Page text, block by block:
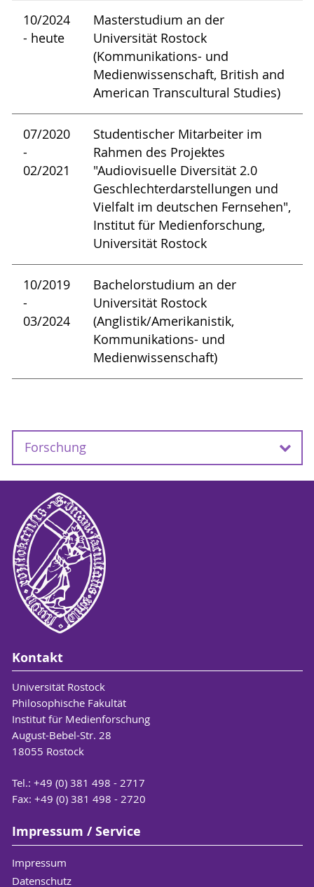
10/2024
- heute
Masterstudium an der
Universität Rostock
(Kommunikations- und
Medienwissenschaft, British and
American Transcultural Studies)
07/2020
-
02/2021
Studentischer Mitarbeiter im
Rahmen des Projektes
"Audiovisuelle Diversität 2.0
Geschlechterdarstellungen und
Vielfalt im deutschen Fernsehen",
Institut für Medienforschung,
Universität Rostock
10/2019
-
03/2024
Bachelorstudium an der
Universität Rostock
(Anglistik/Amerikanistik,
Kommunikations- und
Medienwissenschaft)
Forschung
Projekte:
Mitwirkung am Projekt "
Praxis: Alter, bildbasierte Soziale Medien und
Öffentlichkeiten
Department "Wissen – Kultur –
Transformation" der Interdisziplinären
Fakultät an der Universität Rostock,
Projektleitung PD Dr. Tanja Maier
Kontakt
Universität Rostock
Philosophische Fakultät
Institut für Medienforschung
August-Bebel-Str. 28
18055 Rostock
Tel.: +49 (0) 381 498 - 2717
Fax: +49 (0) 381 498 - 2720
Impressum / Service
Impressum
Datenschutz